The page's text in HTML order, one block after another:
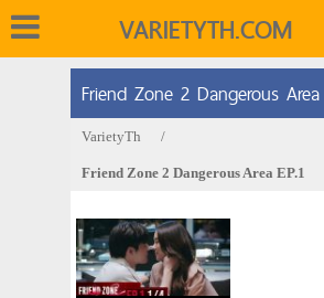
VARIETYTH.COM
Friend Zone 2 Dangerous Area
VarietyTh /
Friend Zone 2 Dangerous Area EP.1